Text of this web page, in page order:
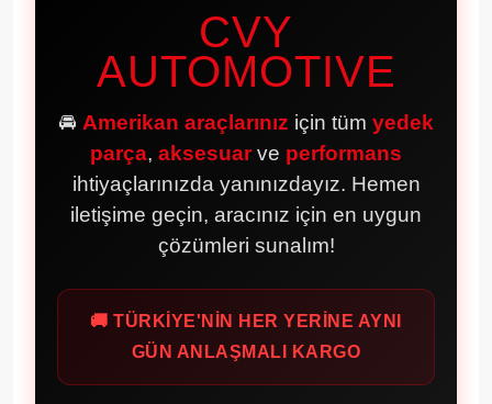
CVY
AUTOMOTIVE
🚘 Amerikan araçlarınız için tüm yedek
parça, aksesuarve performans
ihtiyaçlarınızda yanınızdayız. Hemen
iletişime geçin, aracınız için en uygun
çözümleri sunalım!
🚚 TÜRKİYE'NİN HER YERİNE AYNI
GÜN ANLAŞMALI KARGO